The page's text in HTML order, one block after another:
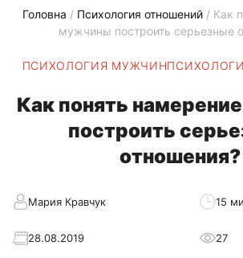
Головна / Психология отношений/ Как
мужчины построить серьезные
ПСИХОЛОГИЯ МУЖЧИН
Как понять
построить
отношения?
Мария Кравчук 15
27
28.08.2019